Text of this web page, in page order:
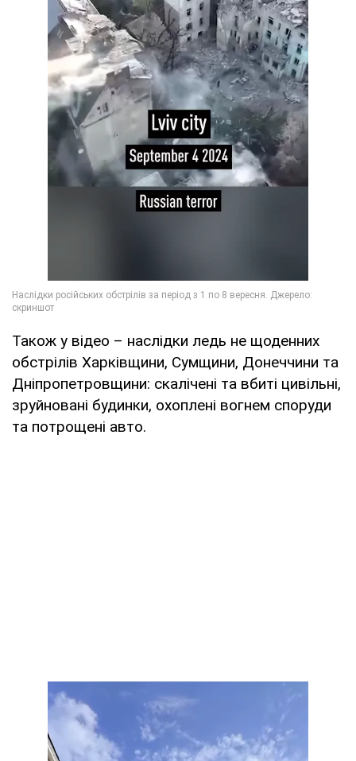
Також у відео – наслідки ледь не щоденних
обстрілів Харківщини, Сумщини, Донеччини та
Дніпропетровщини: скалічені та вбиті цивільні,
зруйновані будинки, охоплені вогнем споруди
та потрощені авто.